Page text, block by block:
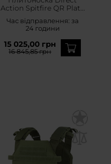
Action Spitfire QR Plate
Carrier - Ranger Green
Час відправлення: за
24 години
15 025,00 грн
16 845,85 грн